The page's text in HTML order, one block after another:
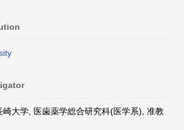
崎大学, 医歯薬学総合研究科(医学系), 准教